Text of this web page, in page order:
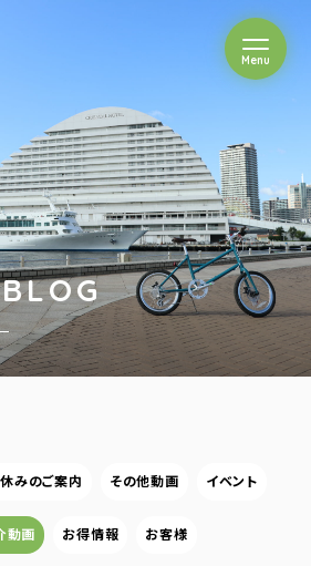
カゴヤ
Menuを開閉
みのご案内 その他動画 イベント
動画 お得情報 お客様